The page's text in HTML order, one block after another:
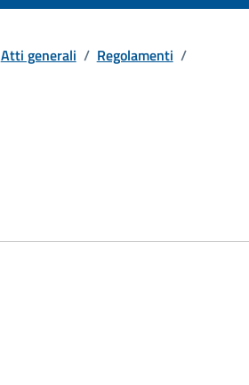
Atti generali / Regolamenti /